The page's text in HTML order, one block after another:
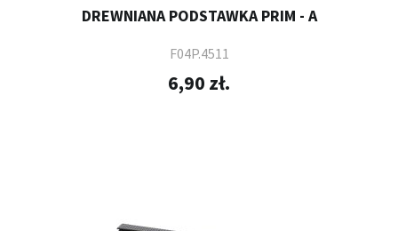
DREWNIANA PODSTAWKA PRIM - A
F04P.4511
6,90 zł.